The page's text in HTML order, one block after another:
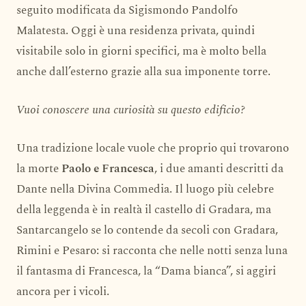
seguito modificata da Sigismondo Pandolfo
Malatesta. Oggi è una residenza privata, quindi
visitabile solo in giorni specifici, ma è molto bella
anche dall’esterno grazie alla sua imponente torre.
Vuoi conoscere una curiosità su questo edificio?
Una tradizione locale vuole che proprio qui trovarono
la mortePaolo e Francesca, i due amanti descritti da
Dante nella Divina Commedia. Il luogo più celebre
della leggenda è in realtà il castello di Gradara, ma
Santarcangelo se lo contende da secoli con Gradara,
Rimini e Pesaro: si racconta che nelle notti senza luna
il fantasma di Francesca, la “Dama bianca”, si aggiri
ancora per i vicoli.